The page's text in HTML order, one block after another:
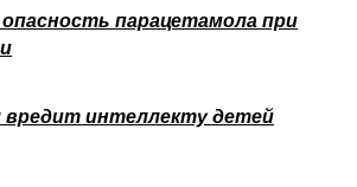
парацетамола при
вредит интеллекту детей